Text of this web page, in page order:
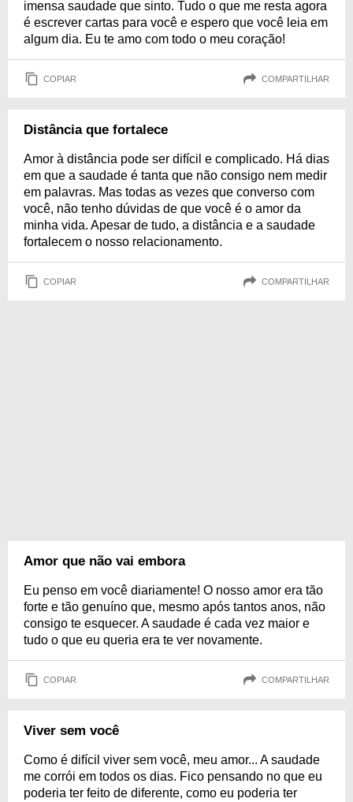
imensa saudade que sinto. Tudo o que me resta agora
é escrever cartas para você e espero que você leia em
algum dia. Eu te amo com todo o meu coração!
COPIAR COMPARTILHAR
Distância que fortalece
Amor à distância pode ser difícil e complicado. Há dias
em que a saudade é tanta que não consigo nem medir
em palavras. Mas todas as vezes que converso com
você, não tenho dúvidas de que você é o amor da
minha vida. Apesar de tudo, a distância e a saudade
fortalecem o nosso relacionamento.
COPIAR COMPARTILHAR
Amor que não vai embora
Eu penso em você diariamente! O nosso amor era tão
forte e tão genuíno que, mesmo após tantos anos, não
consigo te esquecer. A saudade é cada vez maior e
tudo o que eu queria era te ver novamente.
COPIAR COMPARTILHAR
Viver sem você
Como é difícil viver sem você, meu amor... A saudade
me corrói em todos os dias. Fico pensando no que eu
poderia ter feito de diferente, como eu poderia ter